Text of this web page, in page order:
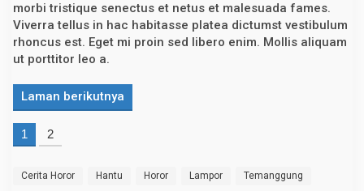
morbi tristique senectus et netus et malesuada fames.
Viverra tellus in hac habitasse platea dictumst vestibulum
rhoncus est. Eget mi proin sed libero enim. Mollis aliquam
ut porttitor leo a.
Laman berikutnya
1 2
Cerita Horor Hantu Horor Lampor Temanggung